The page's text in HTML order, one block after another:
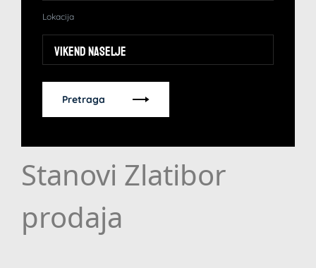
Lokacija
Vikend naselje
Pretraga
Stanovi Zlatibor
prodaja